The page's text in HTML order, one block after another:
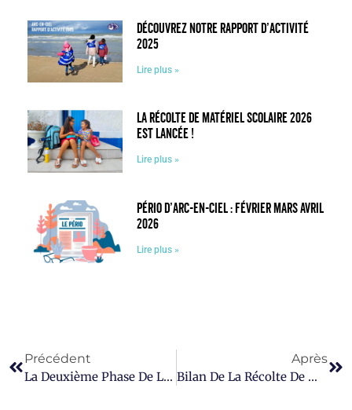
Découvrez notre rapport d’activité
2025
Lire plus »
La récolte de matériel scolaire 2026
est lancée !
Lire plus »
Pério d’Arc-en-Ciel : février mars avril
2026
Lire plus »
Précédent
La Deuxième Phase De La Récolte De Matériel Scolaire Est Lancée !
Après
Bilan De La Récolte De Matériel Scolaire 2025 : Merci À Toutes Et Tous !